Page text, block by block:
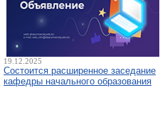
19.12.2025
Состоится расширенное заседание
кафедры начального образования